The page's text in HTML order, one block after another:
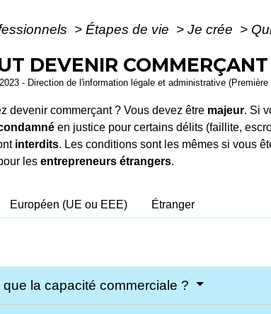
> Étapes de vie > Je crée >
DEVENIR COMMERÇANT
- Direction de l'information légale et administrative (Première
devenir commerçant ? Vous devez être majeur. Si
en justice pour certains délits (faillite,
interdits. Les conditions sont les mêmes si vous
lesentrepreneurs étrangers.
Européen (UE ou EEE) Étranger
la capacité commerciale ?